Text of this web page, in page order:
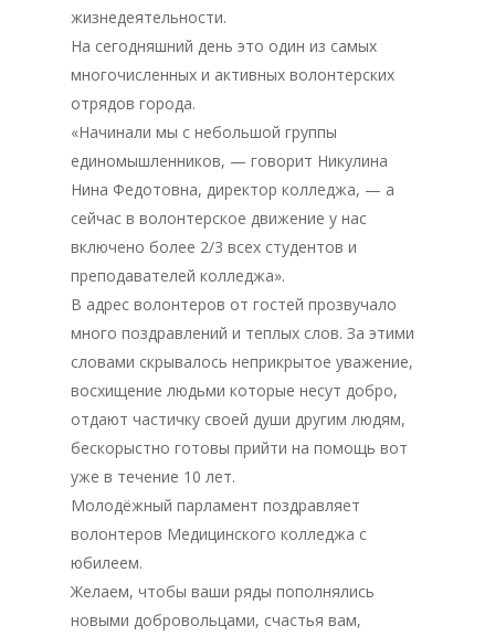
жизнедеятельности.
На сегодняшний день это один из самых
многочисленных и активных волонтерских
отрядов города.
«Начинали мы с небольшой группы
единомышленников, — говорит Никулина
Нина Федотовна, директор колледжа, — а
сейчас в волонтерское движение у нас
включено более 2/3 всех студентов и
преподавателей колледжа».
В адрес волонтеров от гостей прозвучало
много поздравлений и теплых слов. За этими
словами скрывалось неприкрытое уважение,
восхищение людьми которые несут добро,
отдают частичку своей души другим людям,
бескорыстно готовы прийти на помощь вот
уже в течение 10 лет.
Молодёжный парламент поздравляет
волонтеров Медицинского колледжа с
юбилеем.
Желаем, чтобы ваши ряды пополнялись
новыми добровольцами, счастья вам,
Главная
Депутаты
История
Документация
Структура
Контакты